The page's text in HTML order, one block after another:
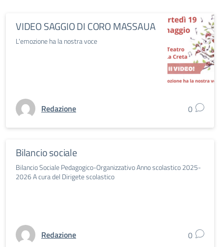
VIDEO SAGGIO DI CORO MASSAUA
L'emozione ha la nostra voce
Redazione 0
Bilancio sociale
Bilancio Sociale Pedagogico-Organizzativo Anno scolastico 2025-
2026 A cura del Dirigete scolastico
Redazione 0